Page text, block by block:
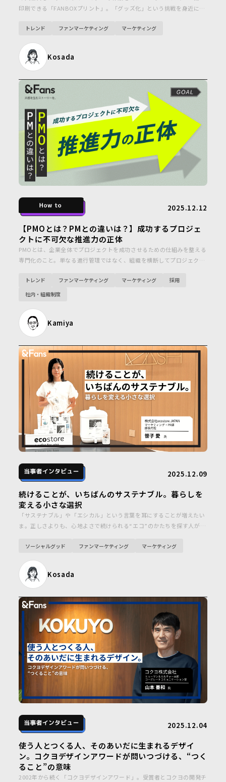
印刷できる「FANBOXプリント」。「グッズ化」という挑戦を身近にす
ターへ届け、その喜びを次なる創作意欲へと還元しています。デジタル
を、ピクシブ株式会社の濱吉さんに伺いました。
トレンド ファンマーケティング マーケティング
Kosada
2025.12.12
【PMOとは？PMとの違いは？】成功するプロジェ
クトに不可欠な推進力の正体
PMOとは、企業全体でプロジェクトを成功させるための仕組みを整える
専門化のこと。単なる進行管理ではなく、組織を横断してプロジェクト
いるのか？その導入方法など、詳しく解説していきたいと思います。
トレンド ファンマーケティング マーケティング
採用
社内・組織制度
Kamiya
2025.12.09
続けることが、いちばんのサステナブル。暮らしを
変える小さな選択
「サステナブル」や「エシカル」という言葉を耳にすることが増えたい
ま。正しさよりも、心地よさで続けられる“エコ”のかたちを探す人が増
から生まれたブランドです。「ecostore」の取り組みや想い、そして描
ソーシャルグッド ファンマーケティング マーケティング
Kosada
2025.12.04
使う人とつくる人、そのあいだに生まれるデザイ
ン。コクヨデザインアワードが問いつづける、“つく
ること”の意味
2002年から続く「コクヨデザインアワード」。受賞者とコクヨの開発チ